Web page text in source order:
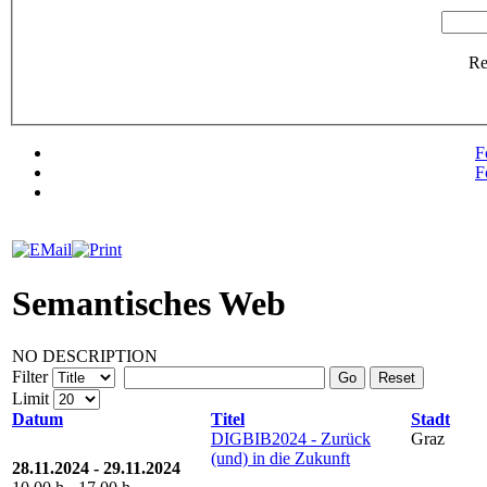
Semantisches Web
NO DESCRIPTION
Filter
Go Reset
Limit
Datum
Titel Stadt
28.11.2024 - 29.11.2024
DIGBIB2024 - Zurück
(und) in die Zukunft
Graz